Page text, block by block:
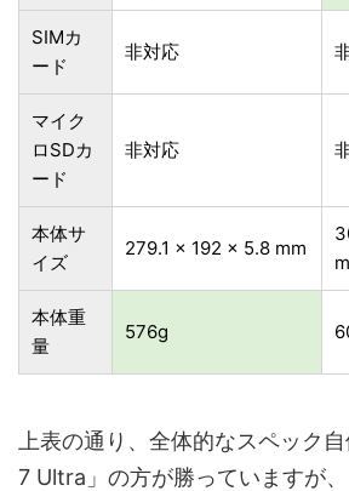
SIMカ
ード
非対応
マイク
ロSDカ
ード
非対応
本体サ
イズ
279.1 x 192 x 5.8 mm
本体重
量
576g
上表の通り、全体的なスペック
7 Ultra」の方が勝っていますが